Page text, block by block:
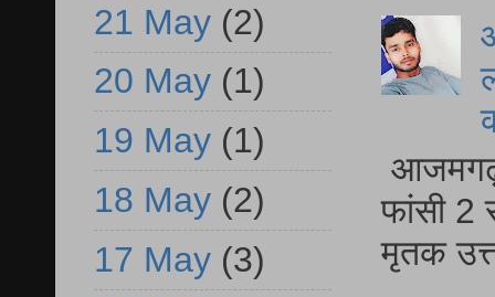
आजमगढ़
फांसी 2
मृतक
21 May (2)
20 May (1)
19 May (1)
18 May (2)
17 May (3)